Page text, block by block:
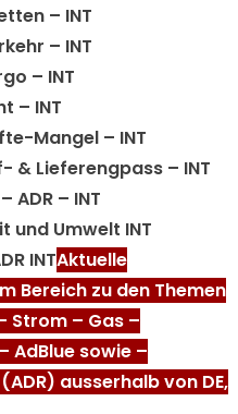
– INT
– INT
– INT
– INT
Mangel – INT
& Lieferengpass – INT
ADR – INT
und Umwelt INT
INTAktuelle
Bereich zu den Themen
Strom – Gas –
AdBlue sowie –
ausserhalb von DE,